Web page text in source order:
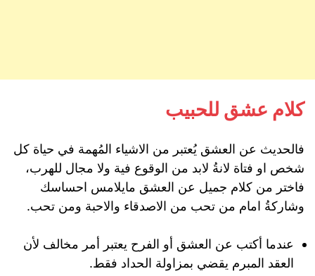
كلام عشق للحبيب
فالحديث عن العشق يُعتبر من الاشياء المُهمة في حياة كل
شخص او فتاة لانةُ لابد من الوقوع فية ولا مجال للهرب،
فاختر من كلام جميل عن العشق مايلامس احساسك
وشاركةُ امام من تحب من الاصدقاء والاحبة ومن تحب.
عندما أكتب عن العشق أو الفرح يعتبر أمر مخالف لأن
العقد المبرم يقضي بمزاولة الحداد فقط.